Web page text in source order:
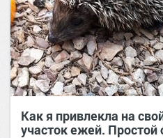
Как я привлекла на
участок ежей. Простой